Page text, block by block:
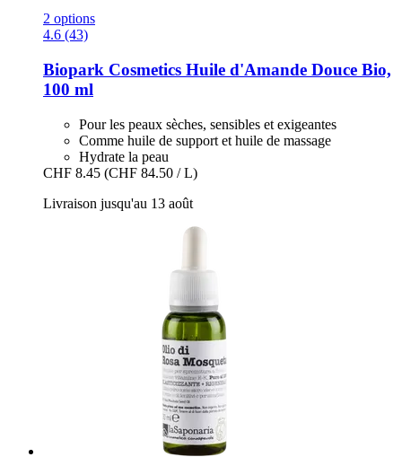
2 options
4.6 (43)
Biopark Cosmetics Huile d'Amande Douce Bio,
100 ml
Pour les peaux sèches, sensibles et exigeantes
Comme huile de support et huile de massage
Hydrate la peau
CHF 8.45 (CHF 84.50 / L)
Livraison jusqu'au 13 août